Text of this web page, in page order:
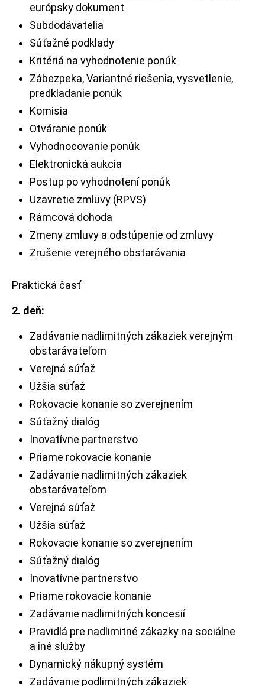
európsky dokument
Subdodávatelia
Súťažné podklady
Kritériá na vyhodnotenie ponúk
Zábezpeka, Variantné riešenia, vysvetlenie,
predkladanie ponúk
Komisia
Otváranie ponúk
Vyhodnocovanie ponúk
Elektronická aukcia
Postup po vyhodnotení ponúk
Uzavretie zmluvy (RPVS)
Rámcová dohoda
Zmeny zmluvy a odstúpenie od zmluvy
Zrušenie verejného obstarávania
Praktická časť
2. deň:
Zadávanie nadlimitných zákaziek verejným
obstarávateľom
Verejná súťaž
Užšia súťaž
Rokovacie konanie so zverejnením
Súťažný dialóg
Inovatívne partnerstvo
Priame rokovacie konanie
Zadávanie nadlimitných zákaziek
obstarávateľom
Verejná súťaž
Užšia súťaž
Rokovacie konanie so zverejnením
Súťažný dialóg
Inovatívne partnerstvo
Priame rokovacie konanie
Zadávanie nadlimitných koncesií
Pravidlá pre nadlimitné zákazky na sociálne
a iné služby
Dynamický nákupný systém
Zadávanie podlimitných zákaziek